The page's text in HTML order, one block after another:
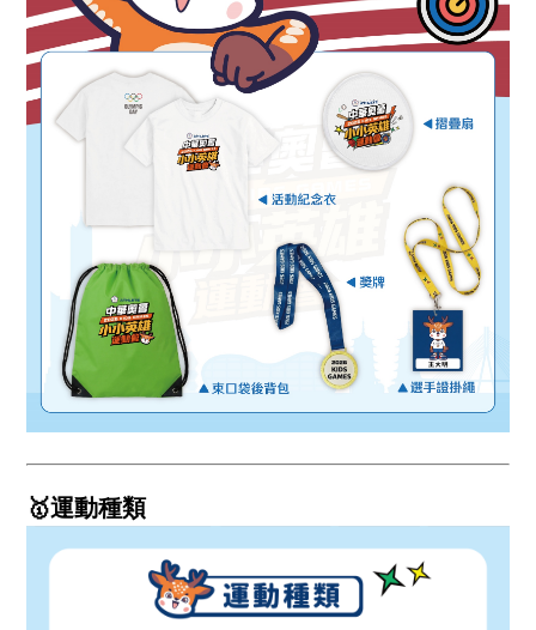
🥇運動種類